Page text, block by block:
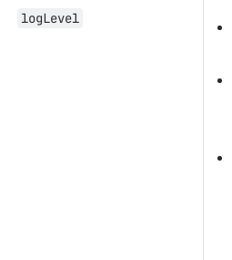
logLevel